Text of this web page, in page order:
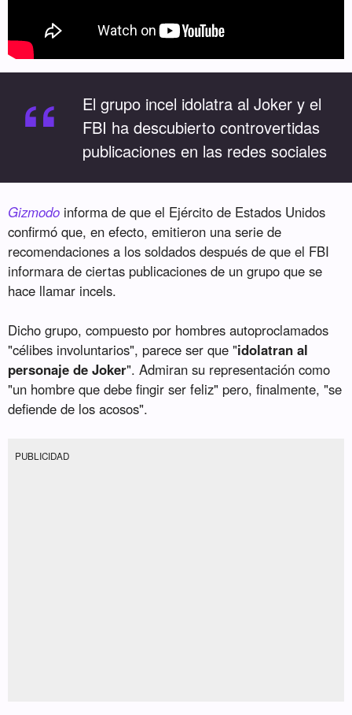
“
El grupo incel idolatra al Joker y el
FBI ha descubierto controvertidas
publicaciones en las redes sociales
Gizmodo informa de que el Ejército de Estados Unidos
confirmó que, en efecto, emitieron una serie de
recomendaciones a los soldados después de que el FBI
informara de ciertas publicaciones de un grupo que se
hace llamar incels.
Dicho grupo, compuesto por hombres autoproclamados
"célibes involuntarios", parece ser que "idolatran al
personaje de Joker". Admiran su representación como
"un hombre que debe fingir ser feliz" pero, finalmente, "se
defiende de los acosos".
PUBLICIDAD